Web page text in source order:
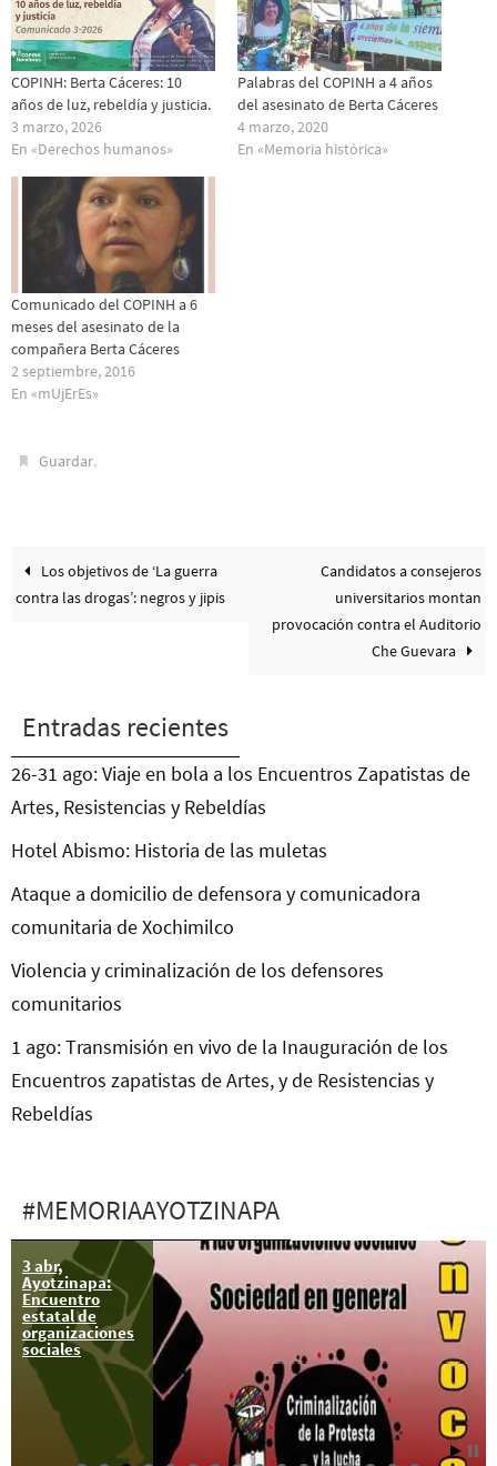
COPINH: Berta Cáceres: 10
años de luz, rebeldía y justicia.
3 marzo, 2026
En «Derechos humanos»
Palabras del COPINH a 4 años
del asesinato de Berta Cáceres
4 marzo, 2020
En «Memoria histórica»
Comunicado del COPINH a 6
meses del asesinato de la
compañera Berta Cáceres
2 septiembre, 2016
En «mUjErEs»
Guardar.
Los objetivos de ‘La guerra
contra las drogas’: negros y jipis
Candidatos a consejeros
universitarios montan
provocación contra el Auditorio
Che Guevara
Entradas recientes
26-31 ago: Viaje en bola a los Encuentros Zapatistas de
Artes, Resistencias y Rebeldías
Hotel Abismo: Historia de las muletas
Ataque a domicilio de defensora y comunicadora
comunitaria de Xochimilco
Violencia y criminalización de los defensores
comunitarios
1 ago: Transmisión en vivo de la Inauguración de los
Encuentros zapatistas de Artes, y de Resistencias y
Rebeldías
#MEMORIAAYOTZINAPA
3 abr,
Ayotzinapa:
Encuentro
estatal de
organizaciones
sociales
Ayotzinapa:
una respuesta
digna al dolor y
al sufrimiento